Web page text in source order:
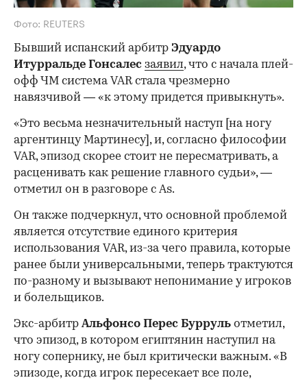
Фото: REUTERS
Бывший испанский арбитр Эдуардо
Итурральде Гонсалес заявил, что с начала плей-
офф ЧМ система VAR стала чрезмерно
навязчивой — «к этому придется привыкнуть».
«Это весьма незначительный наступ [на ногу
аргентинцу Мартинесу], и, согласно философии
VAR, эпизод скорее стоит не пересматривать, а
расценивать как решение главного судьи», —
отметил он в разговоре с As.
Он также подчеркнул, что основной проблемой
является отсутствие единого критерия
использования VAR, из-за чего правила, которые
ранее были универсальными, теперь трактуются
по-разному и вызывают непонимание у игроков
и болельщиков.
Экс-арбитр Альфонсо Перес Бурруль отметил,
что эпизод, в котором египтянин наступил на
ногу сопернику, не был критически важным. «В
эпизоде, когда игрок пересекает все поле,